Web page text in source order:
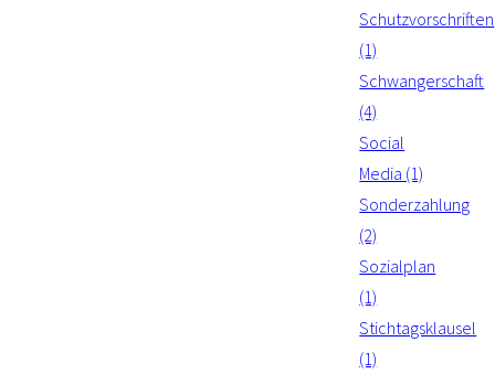
Schutzvorschriften
(1)
Schwangerschaft
(4)
Social
Media (1)
Sonderzahlung
(2)
Sozialplan
(1)
Stichtagsklausel
(1)